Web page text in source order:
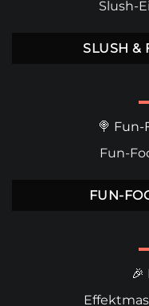
Slush-
SLUSH &
🍭
Fun-
FUN-